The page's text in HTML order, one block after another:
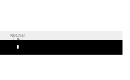
REKLAMA
Play